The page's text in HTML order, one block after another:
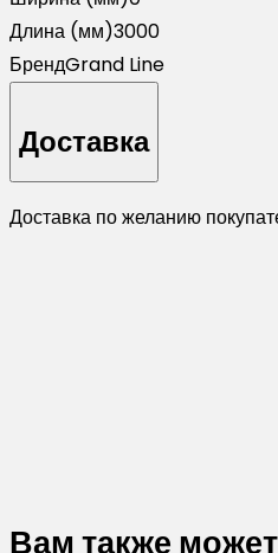
Длина (мм)3000
БрендGrand Line
Доставка
Доставка по желанию
Вам также